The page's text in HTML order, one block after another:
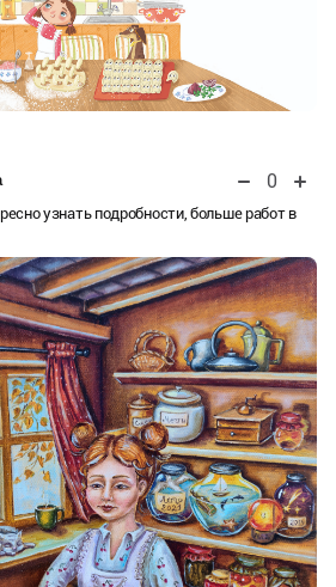
0
узнать подробности, больше работ в